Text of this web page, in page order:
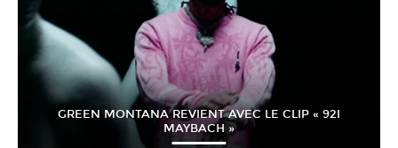
GREEN MONTANA REVIENT AVEC LE CLIP « 92I
MAYBACH »